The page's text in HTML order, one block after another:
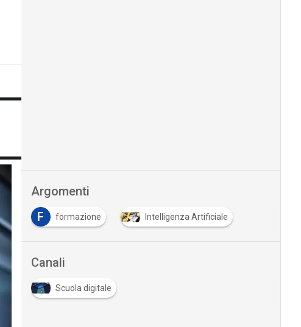
Argomenti
F
formazione Intelligenza Artificiale
Canali
Scuola digitale